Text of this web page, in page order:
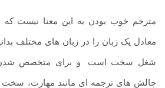
مترجم خوب بودن به این معنا نیست که
معادل یک زبان را در زبان های مختلف
شغل سخت است و برای متخصص شدن
چالش های ترجمه ای مانند مهارت، سخت